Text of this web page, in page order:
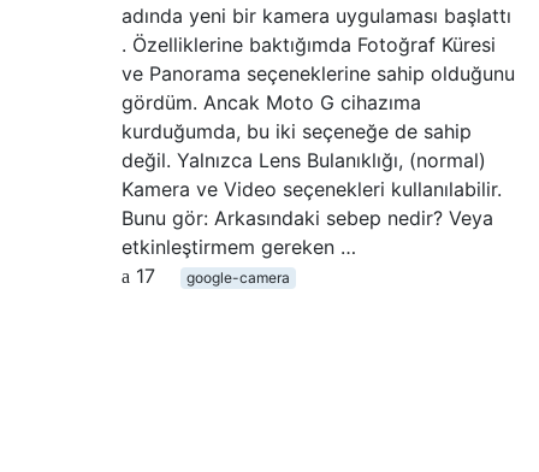
adında yeni bir kamera uygulaması başlattı
. Özelliklerine baktığımda Fotoğraf Küresi
ve Panorama seçeneklerine sahip olduğunu
gördüm. Ancak Moto G cihazıma
kurduğumda, bu iki seçeneğe de sahip
değil. Yalnızca Lens Bulanıklığı, (normal)
Kamera ve Video seçenekleri kullanılabilir.
Bunu gör: Arkasındaki sebep nedir? Veya
etkinleştirmem gereken …
17
google-camera